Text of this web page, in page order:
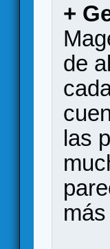
+
de
las